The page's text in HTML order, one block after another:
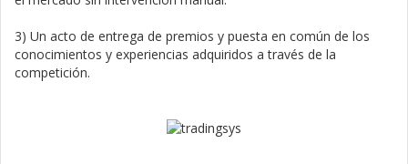
3) Un acto de entrega de premios y puesta en común de los
conocimientos y experiencias adquiridos a través de la
competición.